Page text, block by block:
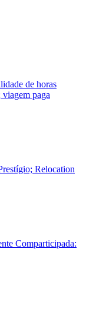
de horas
paga
Relocation
Comparticipada: